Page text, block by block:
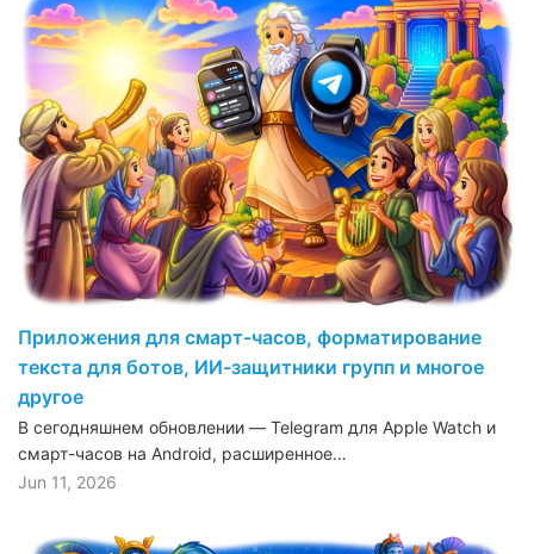
Приложения для смарт-часов, форматирование
текста для ботов, ИИ-защитники групп и многое
другое
В сегодняшнем обновлении — Telegram для Apple Watch и
смарт-часов на Android, расширенное…
Jun 11, 2026